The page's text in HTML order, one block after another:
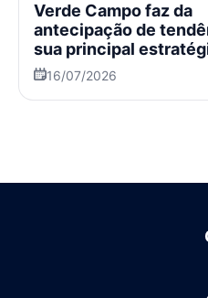
Verde Campo faz da
antecipação de
sua principal
crescimento
16/07/2026